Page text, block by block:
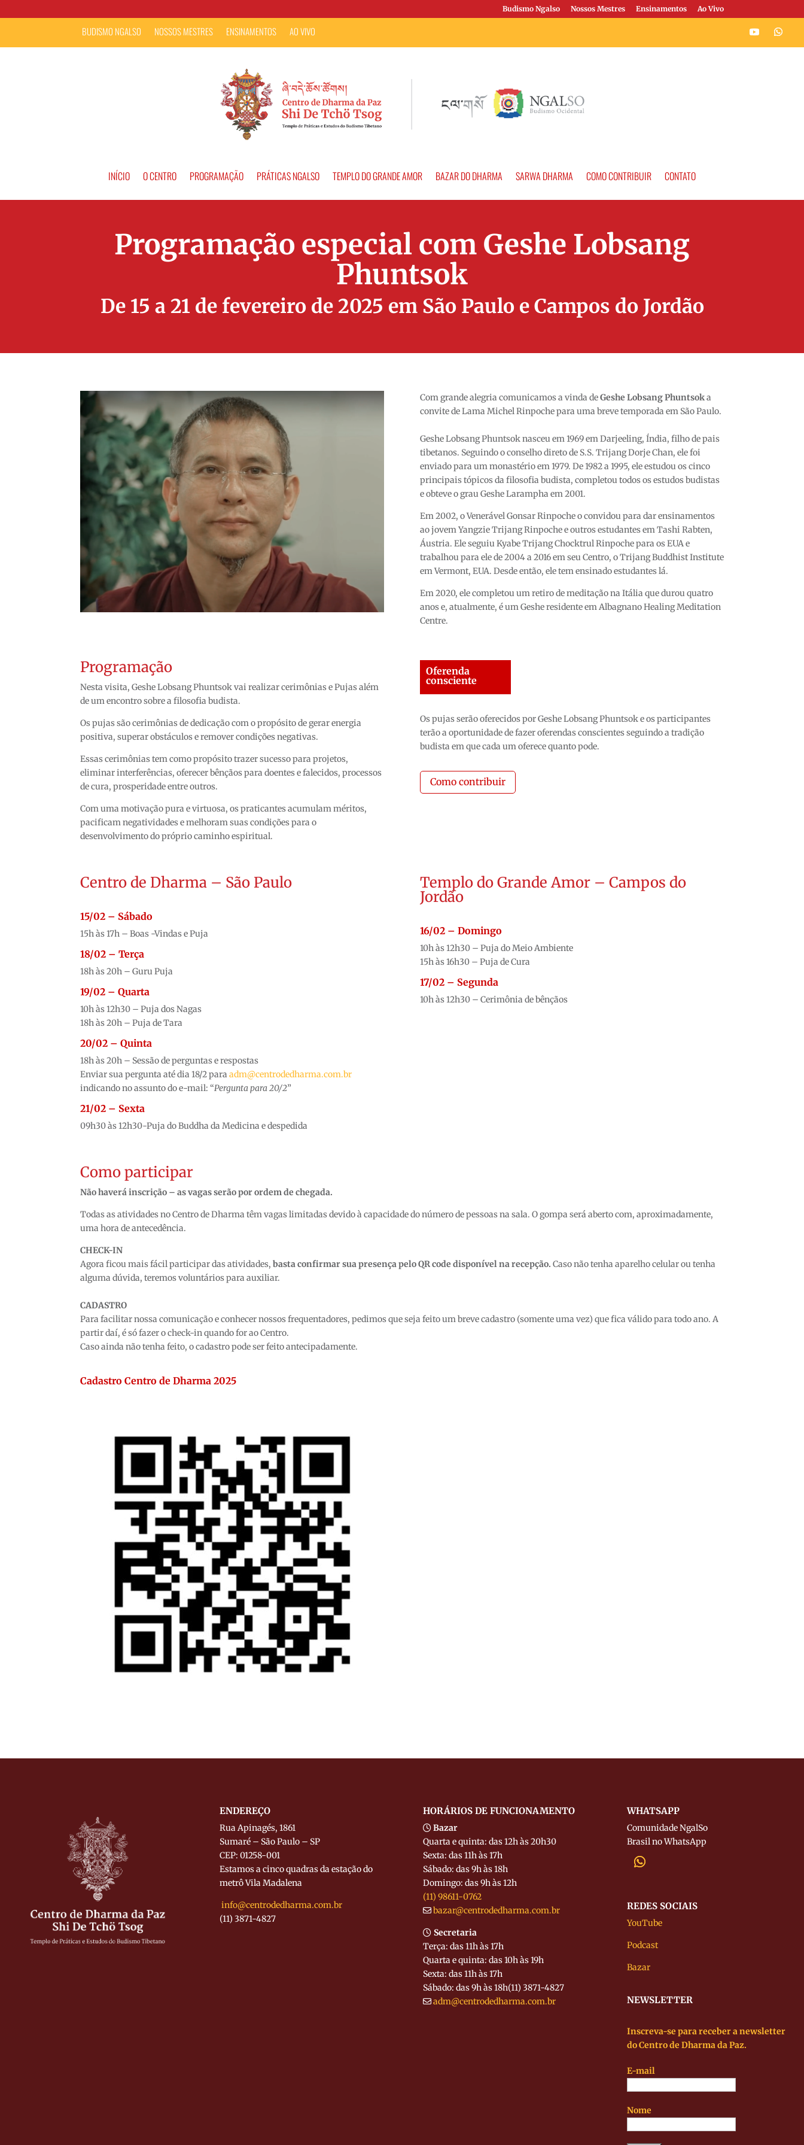
Budismo Ngalso Nossos Mestres Ensinamentos Ao Vivo
BUDISMO NGALSO NOSSOS MESTRES ENSINAMENTOS AO VIVO
INÍCIO O CENTRO PROGRAMAÇÃO PRÁTICAS NGALSO TEMPLO DO GRANDE AMOR BAZAR DO DHARMA SARWA DHARMA COMO CONTRIBUIR CONTATO
Programação especial com Geshe Lobsang
Phuntsok
De 15 a 21 de fevereiro de 2025 em São Paulo e Campos do Jordão
Com grande alegria comunicamos a vinda deGeshe Lobsang Phuntsoka
convite de Lama Michel Rinpoche para uma breve temporada em São Paulo.
Geshe Lobsang Phuntsok nasceu em 1969 em Darjeeling, Índia, filho de pais
tibetanos. Seguindo o conselho direto de S.S. Trijang Dorje Chan, ele foi
enviado para um monastério em 1979. De 1982 a 1995, ele estudou os cinco
principais tópicos da filosofia budista, completou todos os estudos budistas
e obteve o grau Geshe Larampha em 2001.
Em 2002, o Venerável Gonsar Rinpoche o convidou para dar ensinamentos
ao jovem Yangzie Trijang Rinpoche e outros estudantes em Tashi Rabten,
Áustria. Ele seguiu Kyabe Trijang Chocktrul Rinpoche para os EUA e
trabalhou para ele de 2004 a 2016 em seu Centro, o Trijang Buddhist Institute
em Vermont, EUA. Desde então, ele tem ensinado estudantes lá.
Em 2020, ele completou um retiro de meditação na Itália que durou quatro
anos e, atualmente, é um Geshe residente em Albagnano Healing Meditation
Centre.
Programação
Nesta visita, Geshe Lobsang Phuntsok vai realizar cerimônias e Pujas além
de um encontro sobre a filosofia budista.
Os pujas são cerimônias de dedicação com o propósito de gerar energia
positiva, superar obstáculos e remover condições negativas.
Essas cerimônias tem como propósito trazer sucesso para projetos,
eliminar interferências, oferecer bênçãos para doentes e falecidos, processos
de cura, prosperidade entre outros.
Com uma motivação pura e virtuosa, os praticantes acumulam méritos,
pacificam negatividades e melhoram suas condições para o
desenvolvimento do próprio caminho espiritual.
Oferenda
consciente
Os pujas serão oferecidos por Geshe Lobsang Phuntsok e os participantes
terão a oportunidade de fazer oferendas conscientes seguindo a tradição
budista em que cada um oferece quanto pode.
Como contribuir
Centro de Dharma – São Paulo
15/02 – Sábado
15h às 17h – Boas -Vindas e Puja
18/02 – Terça
18h às 20h – Guru Puja
19/02 – Quarta
10h às 12h30 – Puja dos Nagas
18h às 20h – Puja de Tara
20/02 – Quinta
18h às 20h – Sessão de perguntas e respostas
Enviar sua pergunta até dia 18/2 paraadm@centrodedharma.com.br
indicando no assunto do e-mail: “Pergunta para 20/2”
21/02 – Sexta
09h30 às 12h30-Puja do Buddha da Medicina e despedida
Templo do Grande Amor – Campos do
Jordão
16/02 – Domingo
10h às 12h30 – Puja do Meio Ambiente
15h às 16h30 – Puja de Cura
17/02 – Segunda
10h às 12h30 – Cerimônia de bênçãos
Como participar
Não haverá inscrição – as vagas serão por ordem de chegada.
Todas as atividades no Centro de Dharma têm vagas limitadas devido à capacidade do número de pessoas na sala. O gompa será aberto com, aproximadamente,
uma hora de antecedência.
CHECK-IN
Agora ficou mais fácil participar das atividades,basta confirmar sua presença pelo QR code disponível na recepção. Caso não tenha aparelho celular ou tenha
alguma dúvida, teremos voluntários para auxiliar.
CADASTRO
Para facilitar nossa comunicação e conhecer nossos frequentadores, pedimos que seja feito um breve cadastro (somente uma vez) que fica válido para todo ano. A
partir daí, é só fazer o check-in quando for ao Centro.
Caso ainda não tenha feito, o cadastro pode ser feito antecipadamente.
Cadastro Centro de Dharma 2025
ENDEREÇO
Rua Apinagés, 1861
Sumaré – São Paulo – SP
CEP: 01258-001
Estamos a cinco quadras da estação do
metrô Vila Madalena
info@centrodedharma.com.br
(11) 3871-4827
HORÁRIOS DE FUNCIONAMENTO
Bazar
Quarta e quinta: das 12h às 20h30
Sexta: das 11h às 17h
Sábado: das 9h às 18h
Domingo: das 9h às 12h
(11) 98611-0762
bazar@centrodedharma.com.br
Secretaria
Terça: das 11h às 17h
Quarta e quinta: das 10h às 19h
Sexta: das 11h às 17h
Sábado: das 9h às 18h(11) 3871-4827
adm@centrodedharma.com.br
WHATSAPP
Comunidade NgalSo
Brasil no WhatsApp
REDES SOCIAIS
YouTube
Podcast
Bazar
NEWSLETTER
Inscreva-se para receber a newsletter
do Centro de Dharma da Paz.
E-mail
Nome